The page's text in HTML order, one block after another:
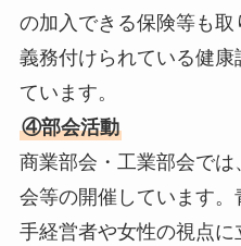
の加入できる保険等も
義務付けられている健
ています。
④部会活動
商業部会・工業部会で
会等の開催しています
手経営者や女性の視点